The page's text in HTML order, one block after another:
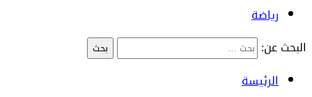
رياضة
البحث عن:
الرئيسة